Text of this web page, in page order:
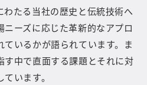
たる当社の歴史と伝統技術へ
ーズに応じた革新的なアプロ
いるかが語られています。ま
す中で直面する課題とそれに対
います。